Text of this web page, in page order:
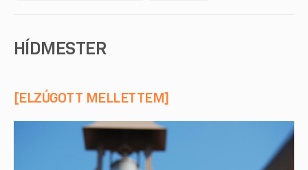
HÍDMESTER
[ELZÚGOTT MELLETTEM]